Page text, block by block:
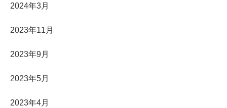
2024年3月
2023年11月
2023年9月
2023年5月
2023年4月